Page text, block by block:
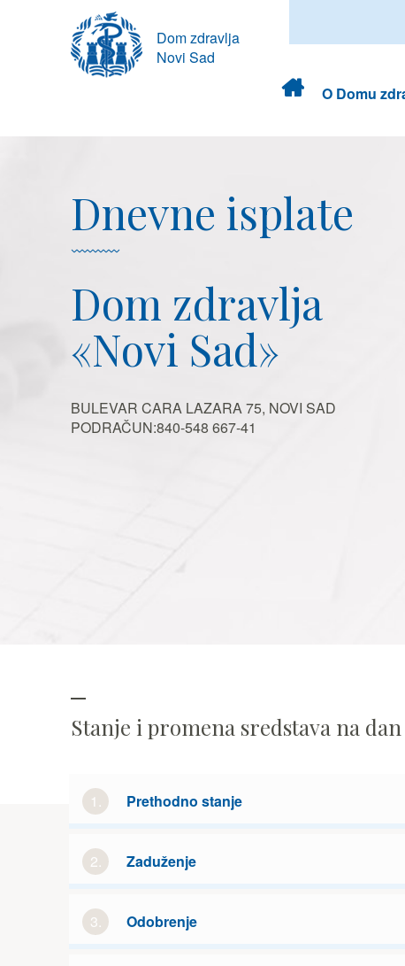
Dom zdravlja
Novi Sad
Dom
zdravlja
O Domu
Dnevne isplate
Dom zdravlja
«Novi Sad»
BULEVAR CARA LAZARA 75, NOVI SAD
PODRAČUN:840-548 667-41
Stanje i promena sredstava na dan
1. Prethodno stanje
2. Zaduženje
3. Odobrenje